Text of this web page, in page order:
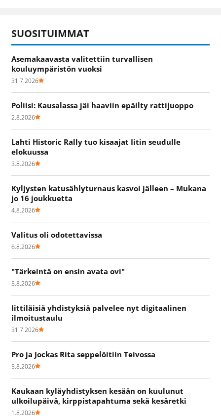
SUOSITUIMMAT
Asemakaavasta valitettiin turvallisen
kouluympäristön vuoksi
31.7.2026
Poliisi: Kausalassa jäi haaviin epäilty rattijuoppo
2.8.2026
Lahti Historic Rally tuo kisaajat Iitin seudulle
elokuussa
3.8.2026
Kyljysten katusählyturnaus kasvoi jälleen – Mukana
jo 16 joukkuetta
4.8.2026
Valitus oli odotettavissa
6.8.2026
"Tärkeintä on ensin avata ovi"
5.8.2026
Iittiläisiä yhdistyksiä palvelee nyt digitaalinen
ilmoitustaulu
31.7.2026
Pro ja Jockas Rita seppelöitiin Teivossa
5.8.2026
Kaukaan kyläyhdistyksen kesään on kuulunut
ulkoilupäivä, kirppistapahtuma sekä kesäretki
1.8.2026